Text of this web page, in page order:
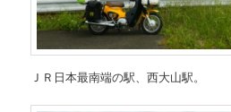
ＪＲ日本最南端の駅、西大山駅。